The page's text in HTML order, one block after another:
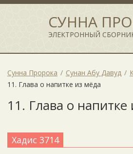
СУННА
ЭЛЕКТРОННЫЙ
Сунна Пророка Сунан Абу Давуд
11. Глава о напитке из мёда
11. Глава о напитке
Хадис 3714